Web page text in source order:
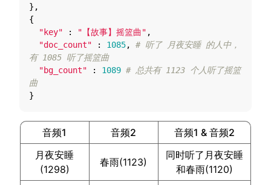
},
{
"key"
: "【故事】摇篮曲" ,
"doc_count"
: 1085,
# 听了 月夜安睡 的人中，
有 1085 听了摇篮曲
"bg_count"
: 1089 # 总共有 1123 个人听了摇篮
曲
}
音频1 音频2
音频1 & 音频2
月夜安睡
(1298)
春雨(1123)
同时听了月夜安睡
和春雨(1120)